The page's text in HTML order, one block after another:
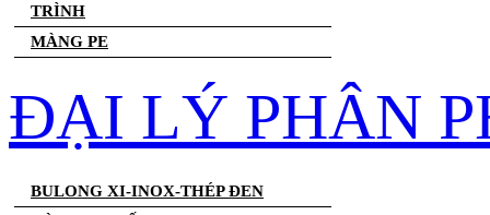
TRÌNH
MÀNG PE
ĐẠI LÝ PHÂN
BULONG XI-INOX-THÉP ĐEN